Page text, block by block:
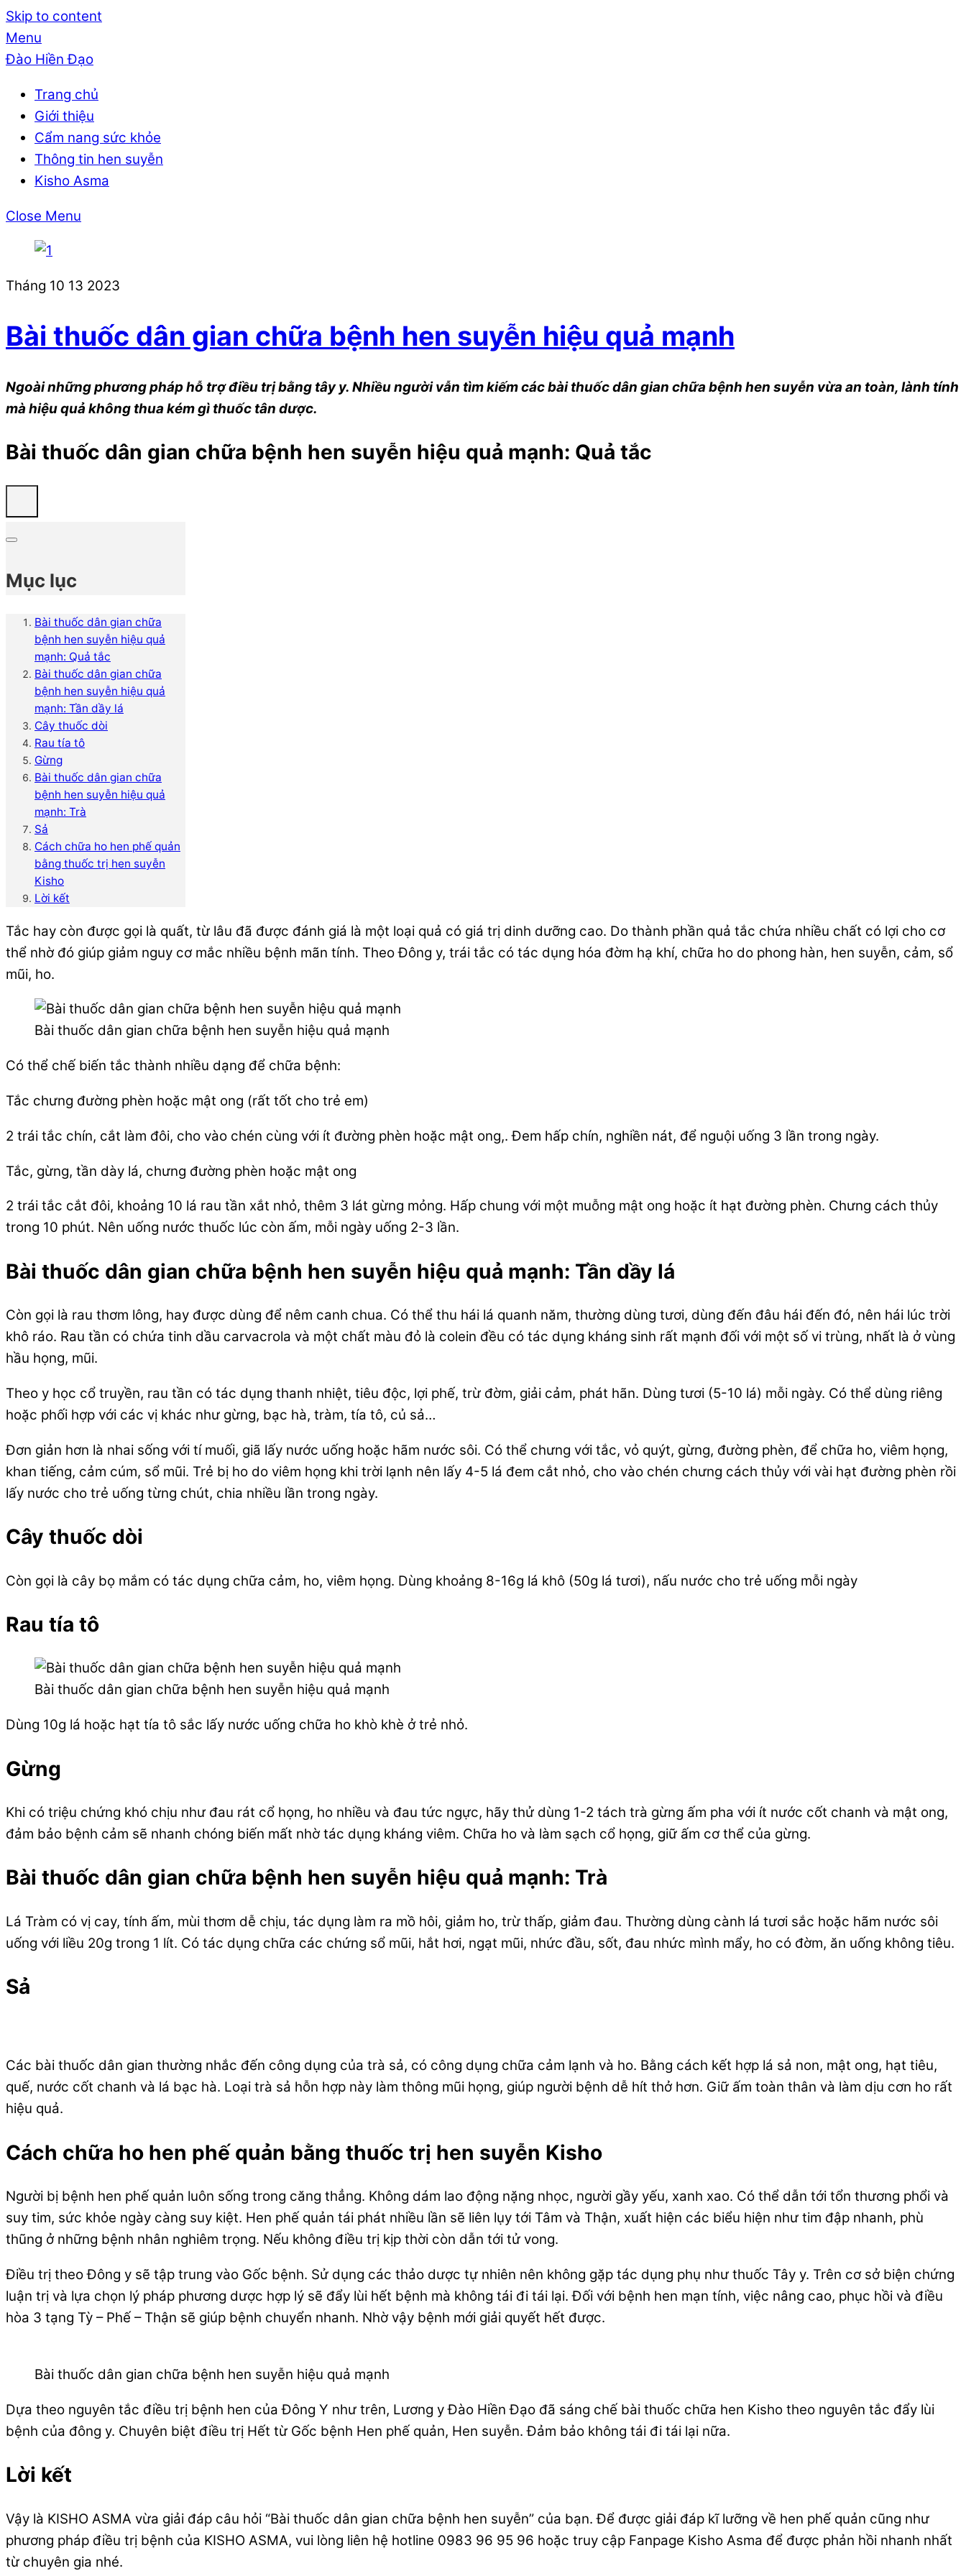
Skip to content
Menu
Đào Hiền Đạo
Trang chủ
Giới thiệu
Cẩm nang sức khỏe
Thông tin hen suyễn
Kisho Asma
Close Menu
Tháng 10 13 2023
Bài thuốc dân gian chữa bệnh hen suyễn hiệu quả mạnh
Ngoài những phương pháp hỗ trợ điều trị bằng tây y. Nhiều người vẫn tìm kiếm các bài thuốc dân gian chữa bệnh hen suyễn vừa an toàn, lành tính
mà hiệu quả không thua kém gì thuốc tân dược.
Bài thuốc dân gian chữa bệnh hen suyễn hiệu quả mạnh: Quả tắc
Mục lục
Bài thuốc dân gian chữa
bệnh hen suyễn hiệu quả
mạnh: Quả tắc
Bài thuốc dân gian chữa
bệnh hen suyễn hiệu quả
mạnh: Tần dầy lá
Cây thuốc dòi
Rau tía tô
Gừng
Bài thuốc dân gian chữa
bệnh hen suyễn hiệu quả
mạnh: Trà
Sả
Cách chữa ho hen phế quản
bằng thuốc trị hen suyễn
Kisho
Lời kết
Tắc hay còn được gọi là quất, từ lâu đã được đánh giá là một loại quả có giá trị dinh dưỡng cao. Do thành phần quả tắc chứa nhiều chất có lợi cho cơ
thể nhờ đó giúp giảm nguy cơ mắc nhiều bệnh mãn tính. Theo Đông y, trái tắc có tác dụng hóa đờm hạ khí, chữa ho do phong hàn, hen suyễn, cảm, sổ
mũi, ho.
Bài thuốc dân gian chữa bệnh hen suyễn hiệu quả mạnh
Có thể chế biến tắc thành nhiều dạng để chữa bệnh:
Tắc chưng đường phèn hoặc mật ong (rất tốt cho trẻ em)
2 trái tắc chín, cắt làm đôi, cho vào chén cùng với ít đường phèn hoặc mật ong,. Đem hấp chín, nghiền nát, để nguội uống 3 lần trong ngày.
Tắc, gừng, tần dày lá, chưng đường phèn hoặc mật ong
2 trái tắc cắt đôi, khoảng 10 lá rau tần xắt nhỏ, thêm 3 lát gừng mỏng. Hấp chung với một muỗng mật ong hoặc ít hạt đường phèn. Chưng cách thủy
trong 10 phút. Nên uống nước thuốc lúc còn ấm, mỗi ngày uống 2-3 lần.
Bài thuốc dân gian chữa bệnh hen suyễn hiệu quả mạnh: Tần dầy lá
Còn gọi là rau thơm lông, hay được dùng để nêm canh chua. Có thể thu hái lá quanh năm, thường dùng tươi, dùng đến đâu hái đến đó, nên hái lúc trời
khô ráo. Rau tần có chứa tinh dầu carvacrola và một chất màu đỏ là colein đều có tác dụng kháng sinh rất mạnh đối với một số vi trùng, nhất là ở vùng
hầu họng, mũi.
Theo y học cổ truyền, rau tần có tác dụng thanh nhiệt, tiêu độc, lợi phế, trừ đờm, giải cảm, phát hãn. Dùng tươi (5-10 lá) mỗi ngày. Có thể dùng riêng
hoặc phối hợp với các vị khác như gừng, bạc hà, tràm, tía tô, củ sả…
Đơn giản hơn là nhai sống với tí muối, giã lấy nước uống hoặc hãm nước sôi. Có thể chưng với tắc, vỏ quýt, gừng, đường phèn, để chữa ho, viêm họng,
khan tiếng, cảm cúm, sổ mũi. Trẻ bị ho do viêm họng khi trời lạnh nên lấy 4-5 lá đem cắt nhỏ, cho vào chén chưng cách thủy với vài hạt đường phèn rồi
lấy nước cho trẻ uống từng chút, chia nhiều lần trong ngày.
Cây thuốc dòi
Còn gọi là cây bọ mắm có tác dụng chữa cảm, ho, viêm họng. Dùng khoảng 8-16g lá khô (50g lá tươi), nấu nước cho trẻ uống mỗi ngày
Rau tía tô
Bài thuốc dân gian chữa bệnh hen suyễn hiệu quả mạnh
Dùng 10g lá hoặc hạt tía tô sắc lấy nước uống chữa ho khò khè ở trẻ nhỏ.
Gừng
Khi có triệu chứng khó chịu như đau rát cổ họng, ho nhiều và đau tức ngực, hãy thử dùng 1-2 tách trà gừng ấm pha với ít nước cốt chanh và mật ong,
đảm bảo bệnh cảm sẽ nhanh chóng biến mất nhờ tác dụng kháng viêm. Chữa ho và làm sạch cổ họng, giữ ấm cơ thể của gừng.
Bài thuốc dân gian chữa bệnh hen suyễn hiệu quả mạnh: Trà
Lá Tràm có vị cay, tính ấm, mùi thơm dễ chịu, tác dụng làm ra mồ hôi, giảm ho, trừ thấp, giảm đau. Thường dùng cành lá tươi sắc hoặc hãm nước sôi
uống với liều 20g trong 1 lít. Có tác dụng chữa các chứng sổ mũi, hắt hơi, ngạt mũi, nhức đầu, sốt, đau nhức mình mẩy, ho có đờm, ăn uống không tiêu.
Sả
Các bài thuốc dân gian thường nhắc đến công dụng của trà sả, có công dụng chữa cảm lạnh và ho. Bằng cách kết hợp lá sả non, mật ong, hạt tiêu,
quế, nước cốt chanh và lá bạc hà. Loại trà sả hỗn hợp này làm thông mũi họng, giúp người bệnh dễ hít thở hơn. Giữ ấm toàn thân và làm dịu cơn ho rất
hiệu quả.
Cách chữa ho hen phế quản bằng thuốc trị hen suyễn Kisho
Người bị bệnh hen phế quản luôn sống trong căng thẳng. Không dám lao động nặng nhọc, người gầy yếu, xanh xao. Có thể dẫn tới tổn thương phổi và
suy tim, sức khỏe ngày càng suy kiệt. Hen phế quản tái phát nhiều lần sẽ liên lụy tới Tâm và Thận, xuất hiện các biểu hiện như tim đập nhanh, phù
thũng ở những bệnh nhân nghiêm trọng. Nếu không điều trị kịp thời còn dẫn tới tử vong.
Điều trị theo Đông y sẽ tập trung vào Gốc bệnh. Sử dụng các thảo dược tự nhiên nên không gặp tác dụng phụ như thuốc Tây y. Trên cơ sở biện chứng
luận trị và lựa chọn lý pháp phương dược hợp lý sẽ đẩy lùi hết bệnh mà không tái đi tái lại. Đối với bệnh hen mạn tính, việc nâng cao, phục hồi và điều
hòa 3 tạng Tỳ – Phế – Thận sẽ giúp bệnh chuyển nhanh. Nhờ vậy bệnh mới giải quyết hết được.
Bài thuốc dân gian chữa bệnh hen suyễn hiệu quả mạnh
Dựa theo nguyên tắc điều trị bệnh hen của Đông Y như trên, Lương y Đào Hiền Đạo đã sáng chế bài thuốc chữa hen Kisho theo nguyên tắc đẩy lùi
bệnh của đông y. Chuyên biệt điều trị Hết từ Gốc bệnh Hen phế quản, Hen suyễn. Đảm bảo không tái đi tái lại nữa.
Lời kết
Vậy là KISHO ASMA vừa giải đáp câu hỏi “Bài thuốc dân gian chữa bệnh hen suyễn” của bạn. Để được giải đáp kĩ lưỡng về hen phế quản cũng như
phương pháp điều trị bệnh của KISHO ASMA, vui lòng liên hệ hotline 0983 96 95 96 hoặc truy cập Fanpage Kisho Asma để được phản hồi nhanh nhất
từ chuyên gia nhé.